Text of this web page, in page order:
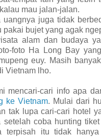
mau jalan-jalan.
uangnya juga tidak
pakai bujet yang agak
alam dan budaya
foto Ha Long Bay
euy. Masih
Vietnam lho.
mencari-cari info apa
ke Vietnam. Mulai dari
tak lupa cari-cari hotel
setelah coba hunting
terpisah itu tidak